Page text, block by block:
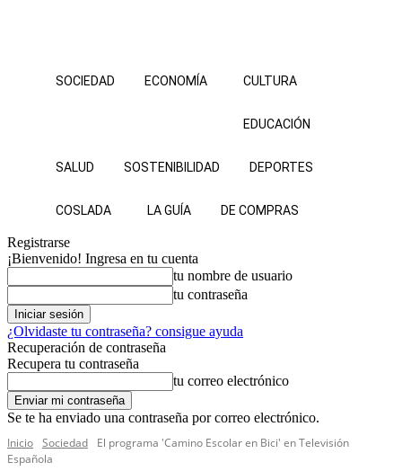
SOCIEDAD ECONOMÍA CULTURA
EDUCACIÓN
SALUD SOSTENIBILIDAD DEPORTES
COSLADA LA GUÍA DE COMPRAS
Registrarse
¡Bienvenido! Ingresa en tu cuenta
tu nombre de usuario
tu contraseña
¿Olvidaste tu contraseña? consigue ayuda
Recuperación de contraseña
Recupera tu contraseña
tu correo electrónico
Se te ha enviado una contraseña por correo electrónico.
Inicio Sociedad
El programa 'Camino Escolar en Bici' en Televisión
Española